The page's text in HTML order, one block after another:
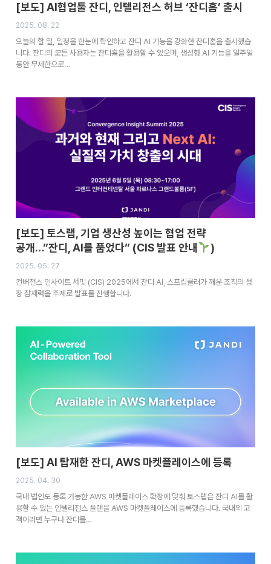
[보도] AI협업툴 잔디, 인텔리전스 허브 ‘잔디홈’ 출시
2025. 08. 22
오늘의 할 일, 일정을 한눈에 확인하고 잔디 AI 기능을 강화한 잔디홈을 출시했습
니다. 잔디의 모든 사용자는 잔디홈을 활용할 수 있으며, 생성형 AI 기능을 일주일
동안 무제한으로…
[보도] 토스랩, 기업 생산성 높이는 협업 전략
공개…”잔디, AI를 품었다” (CIS 발표 안내
)
2025. 05. 27
컨버전스 인사이트 서밋 (CIS) 2025에서 잔디 AI, 스프링클러가 깨운 조직의 성
장 잠재력을 주제로 발표를 진행합니다.
[보도] AI 탑재한 잔디, AWS 마켓플레이스에 등록
2025. 04. 30
국내 법인도 등록 가능한 AWS 마켓플레이스 확장에 맞춰 토스랩은 잔디 AI를 활
용할 수 있는 인텔리전스 플랜을 AWS 마켓플레이스에 등록했습니다. 국내외 고
객이라면 누구나 잔디를…